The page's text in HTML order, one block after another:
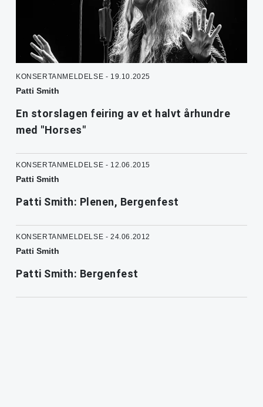
KONSERTANMELDELSE - 19.10.2025
Patti Smith
En storslagen feiring av et halvt århundre
med "Horses"
KONSERTANMELDELSE - 12.06.2015
Patti Smith
Patti Smith: Plenen, Bergenfest
KONSERTANMELDELSE - 24.06.2012
Patti Smith
Patti Smith: Bergenfest